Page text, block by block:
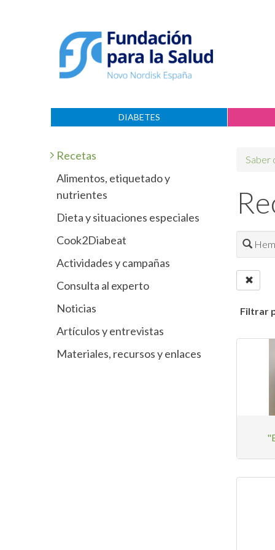
DIABETES
Recetas
Alimentos, etiquetado y
nutrientes
Dieta y situaciones especiales
Cook2Diabeat
Actividades y campañas
Consulta al experto
Noticias
Artículos y entrevistas
Materiales, recursos y enlaces
Saber
Filtrar